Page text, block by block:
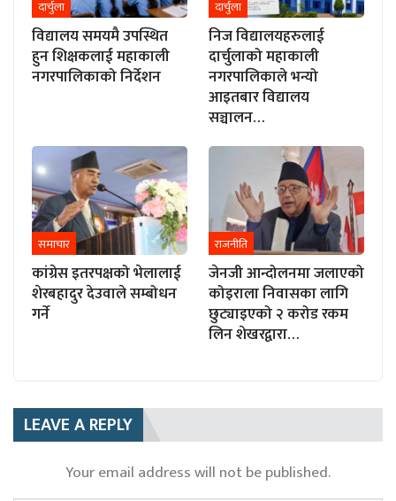
दार्चुला
विद्यालय समयमै उपस्थित
हुन शिक्षकलाई महाकाली
नगरपालिकाको निर्देशन
दार्चुला
निज विद्यालयहरुलाई
दार्चुलाको महाकाली
नगरपालिकाले भन्यो
आइतबार विद्यालय
सञ्चालन…
समाचार
कांग्रेस इतरपक्षको भेलालाई
शेरबहादुर देउवाले सम्बोधन
गर्ने
राजनीति
जेनजी आन्दोलनमा जलाएको
कोइराला निवासका लागि
छुट्याइएको २ करोड रकम
लिन शेखरद्वारा…
LEAVE A REPLY
Your email address will not be published.